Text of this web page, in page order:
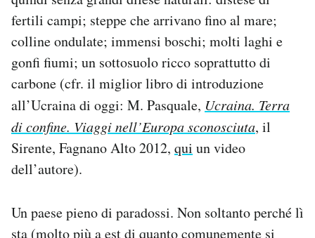
fertili campi; steppe che arrivano fino al mare;
colline ondulate; immensi boschi; molti laghi e
gonfi fiumi; un sottosuolo ricco soprattutto di
carbone (cfr. il miglior libro di introduzione
all’Ucraina di oggi: M. Pasquale, Ucraina. Terra
di confine. Viaggi nell’Europa sconosciuta, il
Sirente, Fagnano Alto 2012, qui un video
dell’autore).
Un paese pieno di paradossi. Non soltanto perché lì
sta (molto più a est di quanto comunemente si